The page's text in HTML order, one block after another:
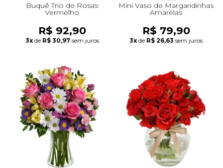
Buquê Trio de Rosas
Vermelho
R$ 92,90
3x de R$ 30,97 sem juros
Mini Vaso de Margaridinhas
Amarelas
R$ 79,90
3x de R$ 26,63 sem juros